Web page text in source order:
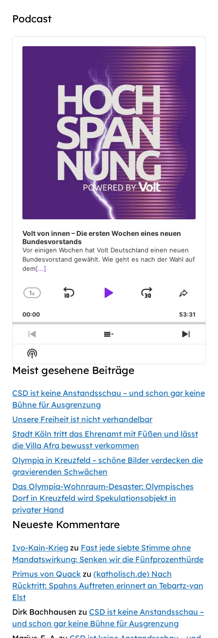
Podcast
Audio
Player
Volt von innen – Die ersten Wochen eines neuen
Bundesvorstands
Vor einigen Wochen hat Volt Deutschland einen neuen
Bundesvorstand gewählt. Wie geht es nach der Wahl auf
dem[...]
Change
Rate
1x
Skip
Play
Jump
Forward
Share
00:00 53:31
Previous
Episode
Show
Episodes
Next
Show
Podcast
Information
Meist gesehene Beiträge
CSD ist keine Anstandsschau – und schon gar keine
Bühne für Ausgrenzung
Unsere Freiheit ist nicht verhandelbar
Stadt Köln tritt das Ehrenamt mit Füßen und lässt
die Villa Afra bewusst verkommen
Olympia in Kreuzfeld – schöne Bilder verdecken die
gravierenden Schwächen
Das Olympia-Wohnraum-Desaster: Olympisches
Dorf in Kreuzfeld wird Spekulationsobjekt in
privater Hand
Neueste Kommentare
Ivo-Kain-Kriegzu Fast jede siebte Stimme ohne
Mandatswirkung: Senken wir die Fünfprozenthürde
Primus von Quackzu (katholisch.de) Nach
Rücktritt: Spahns Auftreten erinnert an Tebartz-van
Elst
Dirk Bachhausen zu CSD ist keine Anstandsschau –
und schon gar keine Bühne für Ausgrenzung